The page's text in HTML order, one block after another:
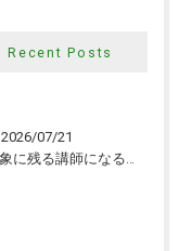
Recent Posts
2026/07/21
印象に残る講師になるために